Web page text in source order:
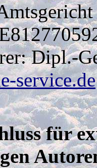
Dipl.-
service.de
für